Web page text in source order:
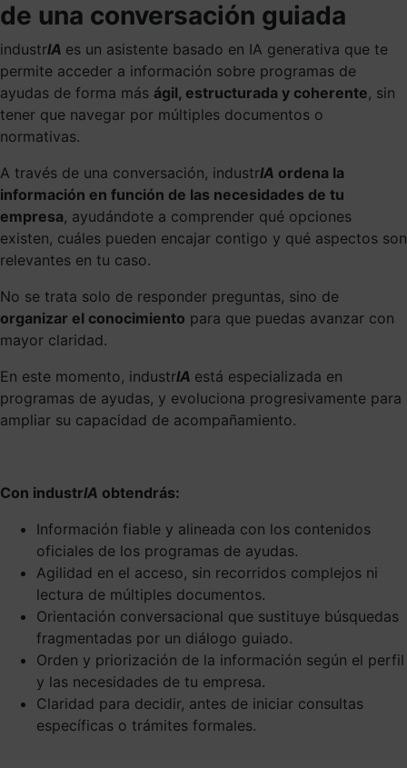
de una conversación guiada
industrIA es un asistente basado en IA generativa que te
permite acceder a información sobre programas de
ayudas de forma más ágil, estructurada y coherente, sin
tener que navegar por múltiples documentos o
normativas.
A través de una conversación, industrIA ordena la
información en función de las necesidades de tu
empresa, ayudándote a comprender qué opciones
existen, cuáles pueden encajar contigo y qué aspectos son
relevantes en tu caso.
No se trata solo de responder preguntas, sino de
organizar el conocimiento para que puedas avanzar con
mayor claridad.
En este momento, industrIA está especializada en
programas de ayudas, y evoluciona progresivamente para
ampliar su capacidad de acompañamiento.
Con industrIA obtendrás:
Información fiable y alineada con los contenidos
oficiales de los programas de ayudas.
Agilidad en el acceso, sin recorridos complejos ni
lectura de múltiples documentos.
Orientación conversacional que sustituye búsquedas
fragmentadas por un diálogo guiado.
Orden y priorización de la información según el perfil
y las necesidades de tu empresa.
Claridad para decidir, antes de iniciar consultas
específicas o trámites formales.